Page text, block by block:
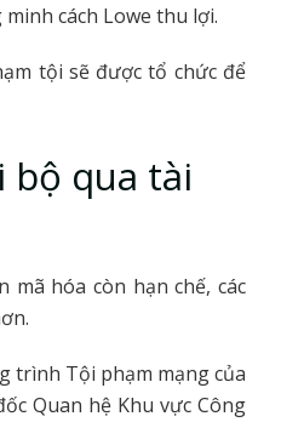
cách Lowe thu lợi.
tội sẽ được tổ chức để
bộ qua tài
hóa còn hạn chế, các
trình Tội phạm mạng của
Quan hệ Khu vực Công